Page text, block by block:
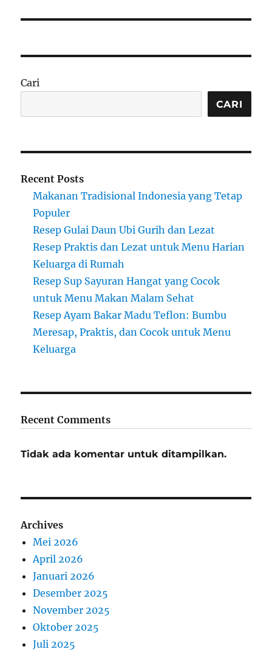
Cari
CARI
Recent Posts
Makanan Tradisional Indonesia yang Tetap
Populer
Resep Gulai Daun Ubi Gurih dan Lezat
Resep Praktis dan Lezat untuk Menu Harian
Keluarga di Rumah
Resep Sup Sayuran Hangat yang Cocok
untuk Menu Makan Malam Sehat
Resep Ayam Bakar Madu Teflon: Bumbu
Meresap, Praktis, dan Cocok untuk Menu
Keluarga
Recent Comments
Tidak ada komentar untuk ditampilkan.
Archives
Mei 2026
April 2026
Januari 2026
Desember 2025
November 2025
Oktober 2025
Juli 2025